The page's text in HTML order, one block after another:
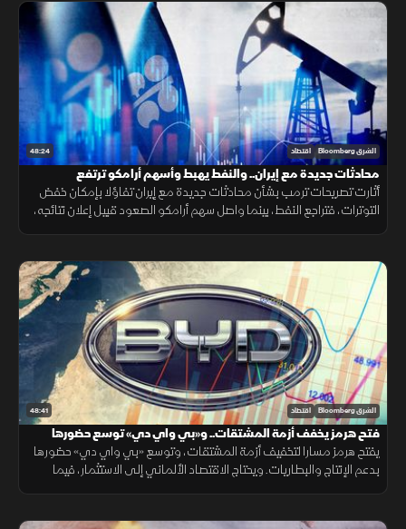
48:24 الشرق Bloomberg اقتصاد
محادثات جديدة مع إيران.. والنفط يهبط وأسهم أرامكو ترتفع
أثارت تصريحات ترمب بشأن محادثات جديدة مع إيران تفاؤلا بإمكان خفض
التوترات، فتراجع النفط، بينما واصل سهم أرامكو الصعود قبيل إعلان نتائجه،
48:41 الشرق Bloomberg اقتصاد
فتح هرمز يخفف أزمة المشتقات.. و«بي واي دي» توسع حضورها
يفتح هرمز مسارا لتخفيف أزمة المشتقات، وتوسع «بي واي دي» حضورها
بدعم الإنتاج والبطاريات. ويحتاج الاقتصاد الألماني إلى الاستثمار، فيما